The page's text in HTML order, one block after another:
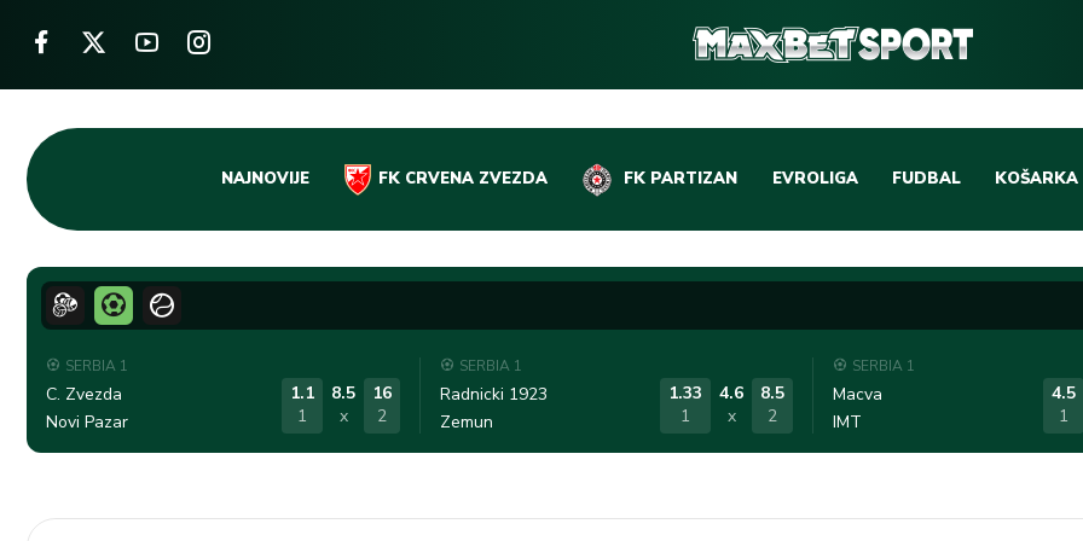
Skip
content
NAJNOVIJE FK CRVENA ZVEZDA FK PARTIZAN EVROLIGA FUDBAL
DOMAĆI FUDBAL
LIGE PETICE
KOŠARKA
EVROLIGA
ABA LIGA
SERBIA 1
C. Zvezda
Novi Pazar
1.1
1
8.5
x
16
2
SERBIA 1
Radnicki 1923
Zemun
1.33
1
4.6
x
8.5
2
SERBIA 1
Macva
IMT
4.5
1